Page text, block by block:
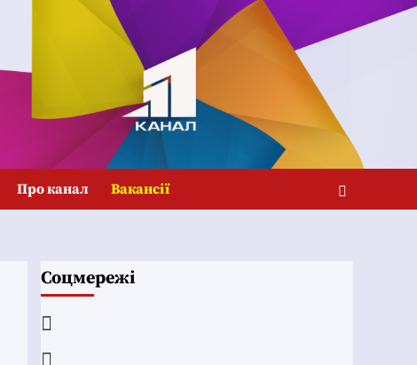
Про канал Вакансії
Соцмережі